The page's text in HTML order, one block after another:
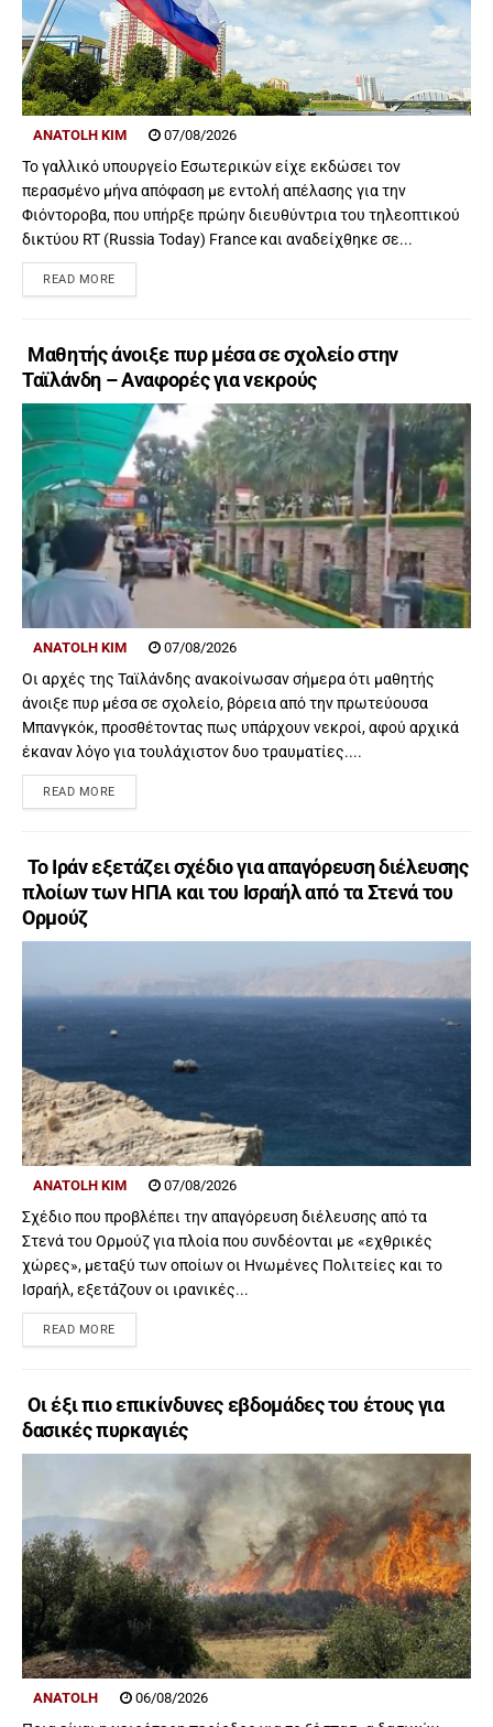
ANATOLH KIM 07/08/2026
Το γαλλικό υπουργείο Εσωτερικών είχε εκδώσει τον
περασμένο μήνα απόφαση με εντολή απέλασης για την
Φιόντοροβα, που υπήρξε πρώην διευθύντρια του τηλεοπτικού
δικτύου RT (Russia Today) France και αναδείχθηκε σε...
READ MORE
Μαθητής άνοιξε πυρ μέσα σε σχολείο στην
Ταϊλάνδη – Αναφορές για νεκρούς
ANATOLH KIM 07/08/2026
Οι αρχές της Ταϊλάνδης ανακοίνωσαν σήμερα ότι μαθητής
άνοιξε πυρ μέσα σε σχολείο, βόρεια από την πρωτεύουσα
Μπανγκόκ, προσθέτοντας πως υπάρχουν νεκροί, αφού αρχικά
έκαναν λόγο για τουλάχιστον δυο τραυματίες....
READ MORE
Το Ιράν εξετάζει σχέδιο για απαγόρευση διέλευσης
πλοίων των ΗΠΑ και του Ισραήλ από τα Στενά του
Ορμούζ
ANATOLH KIM 07/08/2026
Σχέδιο που προβλέπει την απαγόρευση διέλευσης από τα
Στενά του Ορμούζ για πλοία που συνδέονται με «εχθρικές
χώρες», μεταξύ των οποίων οι Ηνωμένες Πολιτείες και το
Ισραήλ, εξετάζουν οι ιρανικές...
READ MORE
Οι έξι πιο επικίνδυνες εβδομάδες του έτους για
δασικές πυρκαγιές
ANATOLH 06/08/2026